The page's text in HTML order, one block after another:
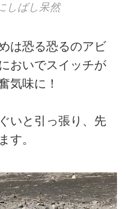
しばし呆然
は恐る恐るのアビ
おいでスイッチが
気味に！
いと引っ張り、先
す。